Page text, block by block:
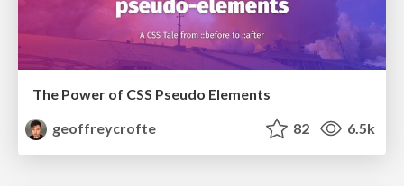
The Power of CSS Pseudo Elements
geoffreycrofte
82 6.5k